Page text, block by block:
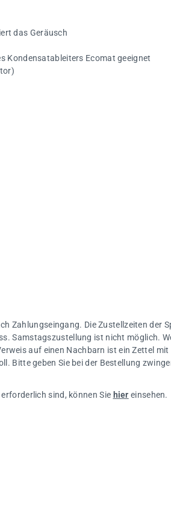
das Geräusch
Kondensatableiters Ecomat geeignet
Zahlungseingang. Die Zustellzeiten der
Samstagszustellung ist nicht möglich.
auf einen Nachbarn ist ein Zettel
geben Sie bei der Bestellung
sind, können Sie hier einsehen.